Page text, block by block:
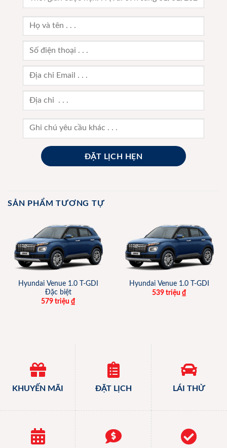
SẢN PHẨM TƯƠNG TỰ
Hyundai Venue 1.0 T-GDI
Đặc biệt
579 triệu ₫
Hyundai Venue 1.0 T-GDI
539 triệu ₫
KHUYẾN MÃI ĐẶT LỊCH LÁI THỬ